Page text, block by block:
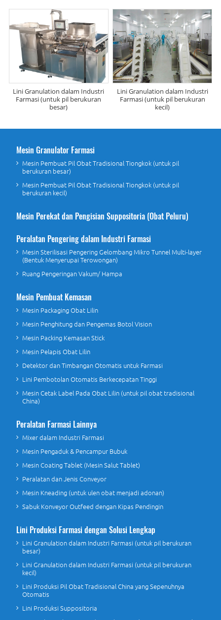
Lini Granulation dalam Industri
Farmasi (untuk pil berukuran
besar)
Lini Granulation dalam Industri
Farmasi (untuk pil berukuran
kecil)
Mesin Granulator Farmasi
Mesin Pembuat Pil Obat Tradisional Tiongkok (untuk pil
berukuran besar)
Mesin Pembuat Pil Obat Tradisional Tiongkok (untuk pil
berukuran kecil)
Mesin Perekat dan Pengisian Suppositoria (Obat Peluru)
Peralatan Pengering dalam Industri Farmasi
Mesin Sterilisasi Pengering Gelombang Mikro Tunnel Multi-layer
(Bentuk Menyerupai Terowongan)
Ruang Pengeringan Vakum/ Hampa
Mesin Pembuat Kemasan
Mesin Packaging Obat Lilin
Mesin Penghitung dan Pengemas Botol Vision
Mesin Packing Kemasan Stick
Mesin Pelapis Obat Lilin
Detektor dan Timbangan Otomatis untuk Farmasi
Lini Pembotolan Otomatis Berkecepatan Tinggi
Mesin Cetak Label Pada Obat Lilin (untuk pil obat tradisional
China)
Peralatan Farmasi Lainnya
Mixer dalam Industri Farmasi
Mesin Pengaduk & Pencampur Bubuk
Mesin Coating Tablet (Mesin Salut Tablet)
Peralatan dan Jenis Conveyor
Mesin Kneading (untuk ulen obat menjadi adonan)
Sabuk Konveyor Outfeed dengan Kipas Pendingin
Lini Produksi Farmasi dengan Solusi Lengkap
Lini Granulation dalam Industri Farmasi (untuk pil berukuran
besar)
Lini Granulation dalam Industri Farmasi (untuk pil berukuran
kecil)
Lini Produksi Pil Obat Tradisional China yang Sepenuhnya
Otomatis
Lini Produksi Suppositoria